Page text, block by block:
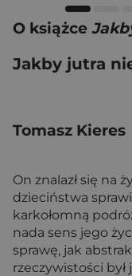
O książce
Jakby jutra
Tomasz Kieres
On znalazł się na
dzieciństwa
karkołomną
nada sens jego
sprawę, jak
rzeczywistości